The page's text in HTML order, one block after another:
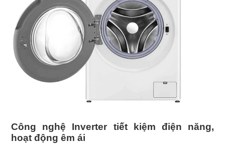
Công nghệ Inverter tiết kiệm điện năng,
hoạt động êm ái